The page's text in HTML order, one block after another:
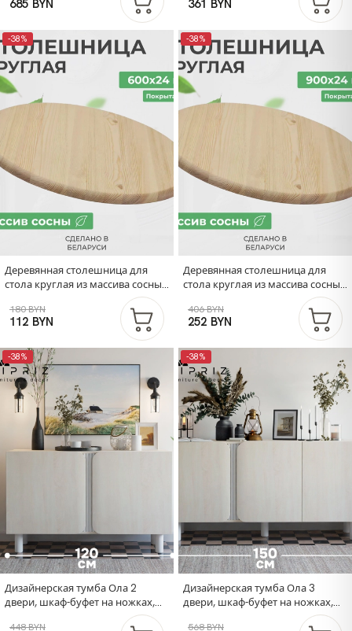
685 BYN 361 BYN
-38%
Деревянная столешница для
стола круглая из массива сосны,
диаметр 600 мм, толщина 24 мм,
покрыта лаком
180 BYN
112 BYN
-38%
Деревянная столешница для
стола круглая из массива сосны,
диаметр 900 мм, толщина 24 мм,
покрыта лаком
406 BYN
252 BYN
-38%
Дизайнерская тумба Ола 2
двери, шкаф-буфет на ножках,
120х40х75 см, ЛДСП/сосна
448 BYN
-38%
Дизайнерская тумба Ола 3
двери, шкаф-буфет на ножках,
150х40х75 см, ЛДСП/сосна
568 BYN